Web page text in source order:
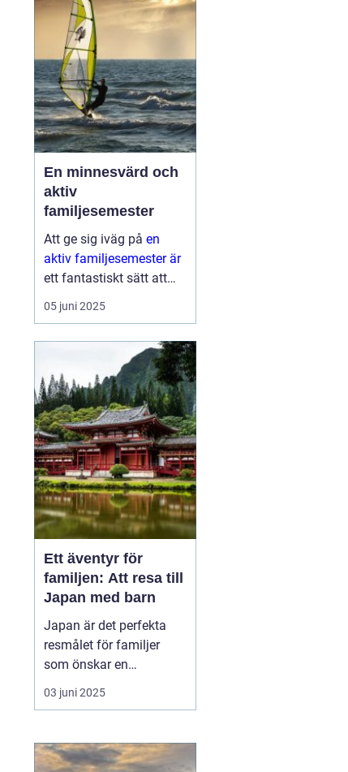
Köpenhamn, och med bil
tar du dig lika smidigt
vidare ut på...
En minnesvärd och
aktiv
familjesemester
Att ge sig iväg på en
aktiv familjesemester är
ett fantastiskt sätt att
tillbringa tid med nära
och kära medan man
och platser. Det...
05 juni 2025
Ett äventyr för
familjen: Att resa till
Japan med barn
Japan är det perfekta
resmålet för familjer
som önskar en
kombination av
spännande kultur,
och moderna
underhållningsmöjlighet
03 juni 2025